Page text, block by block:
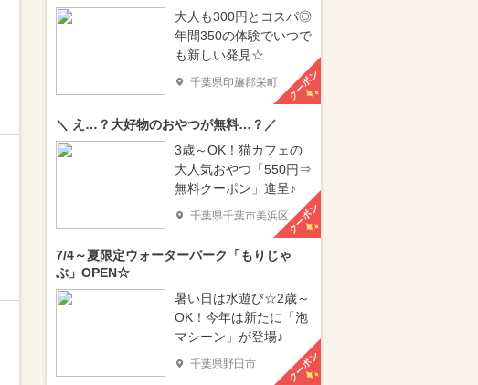
大人も300円とコスパ◎
年間350の体験でいつで
も新しい発見☆
千葉県印旛郡栄町 クーポン
＼ え…？大好物のおやつが無料…？／
3歳～OK！猫カフェの
大人気おやつ「550円⇒
無料クーポン」進呈♪
千葉県千葉市美浜区クーポン
7/4～夏限定ウォーターパーク「もりじゃ
ぶ」OPEN☆
暑い日は水遊び☆2歳～
OK！今年は新たに「泡
マシーン」が登場♪
千葉県野田市 クーポン